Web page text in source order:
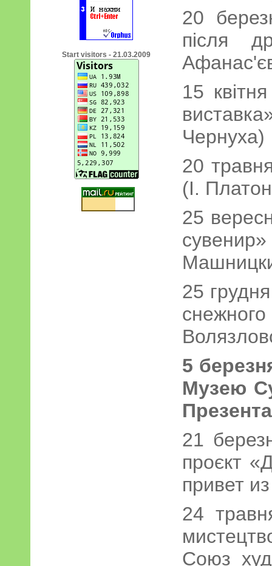
Start visitors - 21.03.2009
20
після
15
Чернуха)
20
(І.
25
25
5
Музею
21
проєкт
привет
24
Союз